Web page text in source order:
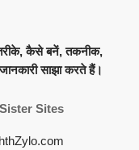
जानकारी साझा करते हैं।
Sites